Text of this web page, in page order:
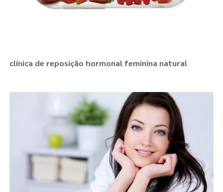
clínica de reposição hormonal feminina natural